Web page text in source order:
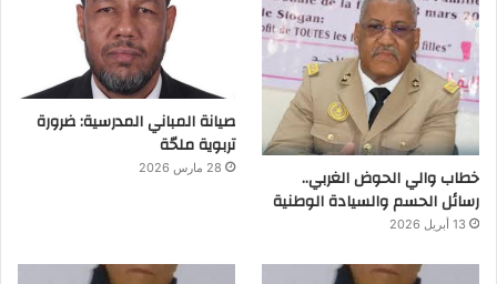
خطاب والي الحوض الغربي..
رسائل الحسم والسيادة الوطنية
13 أبريل 2026
صيانة المباني المدرسية: ضرورة
تربوية ملحّة
28 مارس 2026